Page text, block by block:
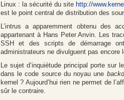
Linux : la sécurité du site http://
est le point central de distribution des
L’intrus a apparemment obtenu des
appartenant à Hans Peter Anvin. Les
SSH et des scripts de démarrage
administrateurs ne divulguent pas encore
Le sujet d’inquiétude principal porte sur
dans le code source du noyau une
kernel ? Aujourd’hui rien ne permet de
sûr le contraire.